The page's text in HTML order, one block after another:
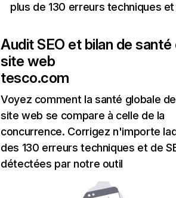
plus de 130 erreurs techniques et
Audit SEO et bilan de santé
site web
tesco.com
Voyez comment la santé globale
site web se compare à celle de la
concurrence. Corrigez n'importe
des 130 erreurs techniques et de
détectées par notre outil